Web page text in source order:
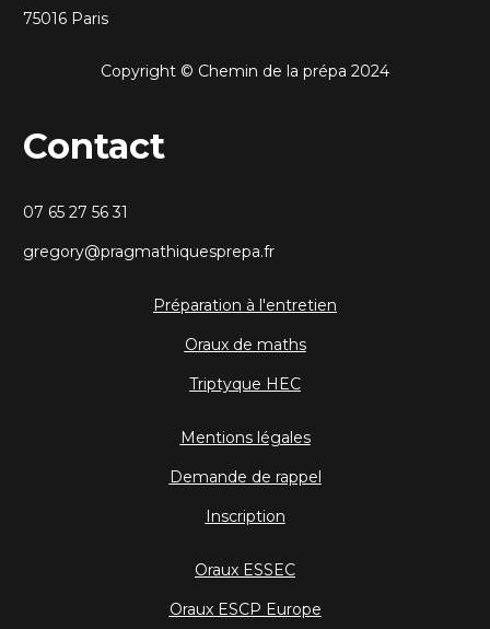
75016 Paris
Copyright © Chemin de la prépa 2024
Contact
07 65 27 56 31
gregory@pragmathiquesprepa.fr
Préparation à l'entretien
Oraux de maths
Triptyque HEC
Mentions légales
Demande de rappel
Inscription
Oraux ESSEC
Oraux ESCP Europe